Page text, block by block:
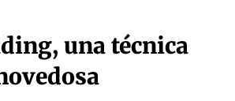
una técnica